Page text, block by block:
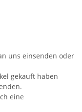
uns einsenden oder
gekauft haben
eine